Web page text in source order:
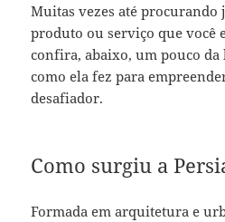
Muitas vezes até procurando
produto ou serviço que você
confira, abaixo, um pouco
como ela fez para
desafiador.
Como surgiu a
Formada em arquitetura e